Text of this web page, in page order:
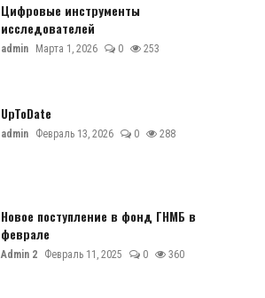
Цифровые инструменты
исследователей
admin Марта 1, 2026 0 253
UpToDate
admin Февраль 13, 2026 0 288
Новое поступление в фонд ГНМБ в
феврале
Admin 2 Февраль 11, 2025 0 360